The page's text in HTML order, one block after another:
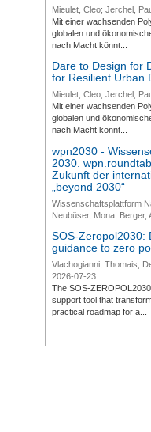
Mieulet, Cleo; Jerchel,
Mit einer wachsenden
globalen und
nach Macht könnt...
Dare to Design for
for Resilient Urban
Mieulet, Cleo; Jerchel,
Mit einer wachsenden
globalen und
nach Macht könnt...
wpn2030 -
2030.
Zukunft der
„beyond 2030“
Wissenschaftsplattform
Neubüser, Mona; Berger,
SOS-Zeropol2030:
guidance to zero
Vlachogianni, Thomais;
2026-07-23
The SOS-
support tool that
practical roadmap for a...